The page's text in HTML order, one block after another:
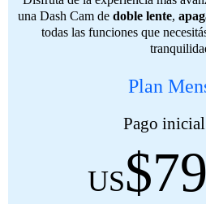
una Dash Cam de doble lente,
todas las funciones que
Plan
Pago
US$